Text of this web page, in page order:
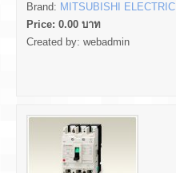
Brand: MITSUBISHI ELECTRIC
Price: 0.00 บาท
Created by: webadmin